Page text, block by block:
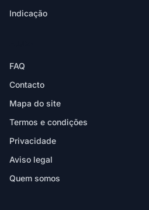
Indicação
FAQ
Contacto
Mapa do site
Termos e condições
Privacidade
Aviso legal
Quem somos